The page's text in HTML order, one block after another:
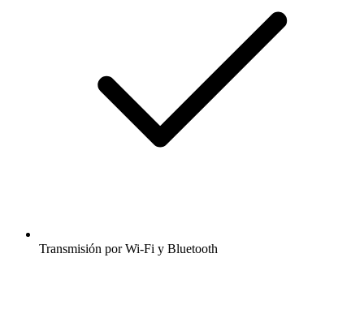
Transmisión por Wi-Fi y Bluetooth